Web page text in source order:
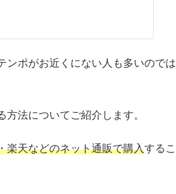
ンポがお近くにない人も多いのでは
法についてご紹介します。
楽天などのネット通販で購入するこ